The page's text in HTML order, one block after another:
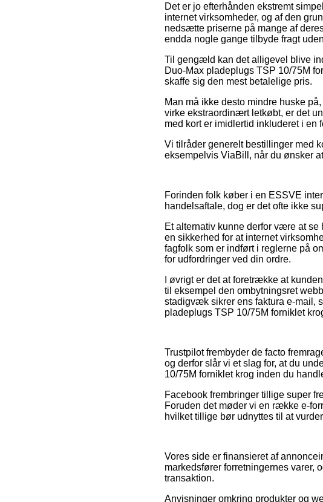
Det er jo efterhånden ekstremt
internet virksomheder, og af den
nedsætte priserne på mange af
endda nogle gange tilbyde fragt
Til gengæld kan det alligevel blive
Duo-Max pladeplugs TSP 10/75M
skaffe sig den mest betalelige pris.
Man må ikke desto mindre huske
virke ekstraordinært letkøbt, er det
med kort er imidlertid inkluderet i en
Vi tilråder generelt bestillinger med
eksempelvis ViaBill, når du ønsker
Forinden folk køber i en ESSVE
handelsaftale, dog er det ofte ikke
Et alternativ kunne derfor være at
en sikkerhed for at internet
fagfolk som er indført i reglerne på
for udfordringer ved din ordre.
I øvrigt er det at foretrække at
til eksempel den ombytningsret
stadigvæk sikrer ens faktura e-mail,
pladeplugs TSP 10/75M forniklet
Trustpilot frembyder de facto
og derfor slår vi et slag for, at du
10/75M forniklet krog inden du
Facebook frembringer tillige super
Foruden det møder vi en række e-
hvilket tillige bør udnyttes til at
Vores side er finansieret af
markedsfører forretningernes varer,
transaktion.
Anvisninger omkring produkter og